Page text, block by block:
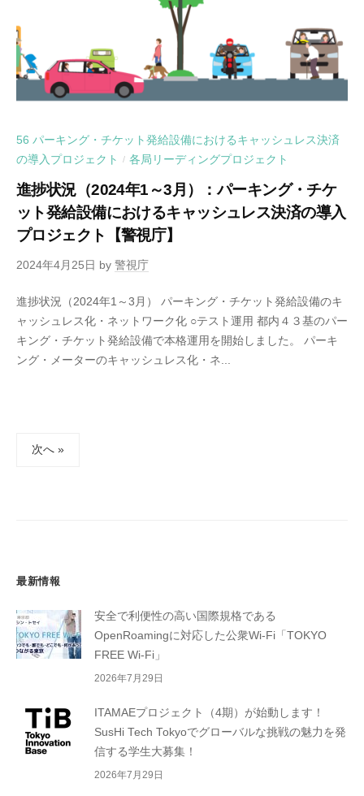
56 パーキング・チケット発給設備におけるキャッシュレス決済
の導入プロジェクト
/ 各局リーディングプロジェクト
進捗状況（2024年1～3月）：パーキング・チケ
ット発給設備におけるキャッシュレス決済の導入
プロジェクト【警視庁】
2024年4月25日 by 警視庁
進捗状況（2024年1～3月） パーキング・チケット発給設備のキ
ャッシュレス化・ネットワーク化 ○テスト運用 都内４３基のパー
キング・チケット発給設備で本格運用を開始しました。 パーキ
ング・メーターのキャッシュレス化・ネ...
送
次へ »
最新情報
安全で利便性の高い国際規格である
OpenRoamingに対応した公衆Wi-Fi「TOKYO
FREE Wi-Fi」
2026年7月29日
ITAMAEプロジェクト（4期）が始動します！
SusHi Tech Tokyoでグローバルな挑戦の魅力を発
信する学生大募集！
2026年7月29日